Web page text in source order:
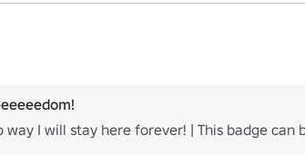
way I will stay here forever! | This badge can